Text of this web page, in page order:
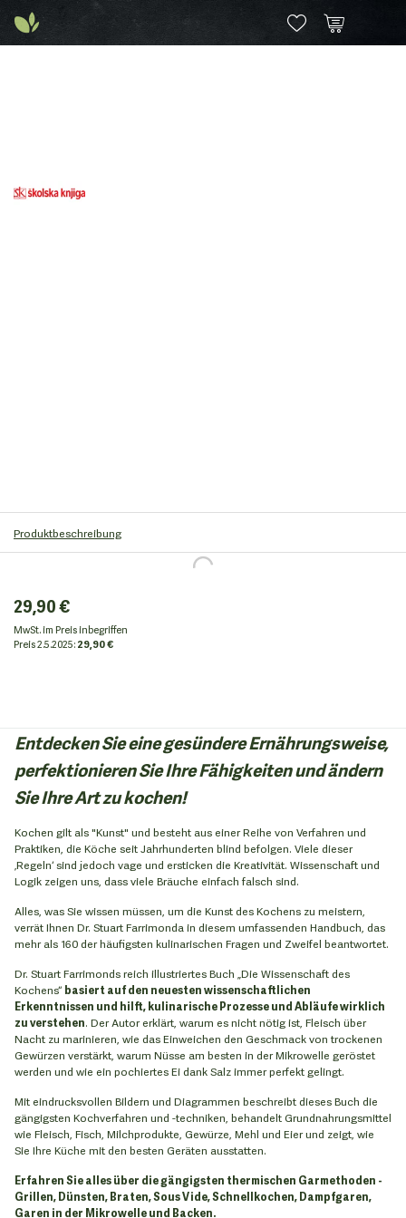
Produktbeschreibung
29,90 €
MwSt. im Preis inbegriffen
Preis2.5.2025:29,90 €
Entdecken Sie eine gesündere Ernährungsweise,
perfektionieren Sie Ihre Fähigkeiten und ändern
Sie Ihre Art zu kochen!
Kochen gilt als "Kunst" und besteht aus einer Reihe von Verfahren und
Praktiken, die Köche seit Jahrhunderten blind befolgen. Viele dieser
‚Regeln‘ sind jedoch vage und ersticken die Kreativität. Wissenschaft und
Logik zeigen uns, dass viele Bräuche einfach falsch sind.
Alles, was Sie wissen müssen, um die Kunst des Kochens zu meistern,
verrät Ihnen Dr. Stuart Farrimonda in diesem umfassenden Handbuch, das
mehr als 160 der häufigsten kulinarischen Fragen und Zweifel beantwortet.
Dr. Stuart Farrimonds reich illustriertes Buch „Die Wissenschaft des
Kochens“ basiert auf den neuesten wissenschaftlichen
Erkenntnissen und hilft, kulinarische Prozesse und Abläufe wirklich
zu verstehen. Der Autor erklärt, warum es nicht nötig ist, Fleisch über
Nacht zu marinieren, wie das Einweichen den Geschmack von trockenen
Gewürzen verstärkt, warum Nüsse am besten in der Mikrowelle geröstet
werden und wie ein pochiertes Ei dank Salz immer perfekt gelingt.
Mit eindrucksvollen Bildern und Diagrammen beschreibt dieses Buch die
gängigsten Kochverfahren und -techniken, behandelt Grundnahrungsmittel
wie Fleisch, Fisch, Milchprodukte, Gewürze, Mehl und Eier und zeigt, wie
Sie Ihre Küche mit den besten Geräten ausstatten.
Erfahren Sie alles über die gängigsten thermischen Garmethoden -
Grillen, Dünsten, Braten, Sous Vide, Schnellkochen, Dampfgaren,
Garen in der Mikrowelle und Backen.